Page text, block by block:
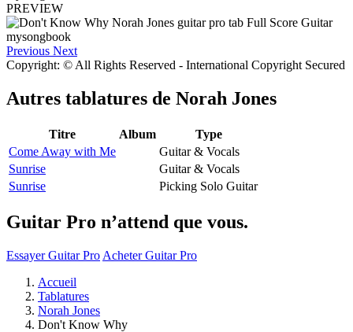
PREVIEW
Previous Next
Copyright: © All Rights Reserved - International Copyright Secured
Autres tablatures de Norah Jones
Titre Album
Type
Come Away with Me
Guitar & Vocals
Sunrise
Guitar & Vocals
Sunrise
Picking Solo Guitar
Guitar Pro n’attend que vous.
Essayer Guitar Pro Acheter Guitar Pro
Accueil
Tablatures
Norah Jones
Don't Know Why